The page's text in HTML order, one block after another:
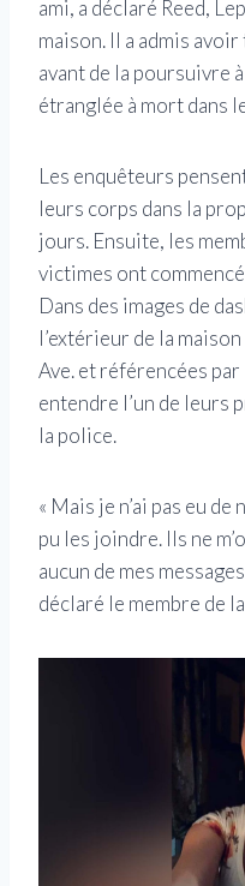
ami, a déclaré Reed,
maison. Il a admis
avant de la poursuivre
étranglée à mort dans
Les enquêteurs
leurs corps dans la
jours. Ensuite, les
victimes ont
Dans des images de
l’extérieur de la
Ave. et référencées
entendre l’un de leurs
la police.
« Mais je n’ai pas eu de
pu les joindre. Ils ne
aucun de mes
déclaré le membre de